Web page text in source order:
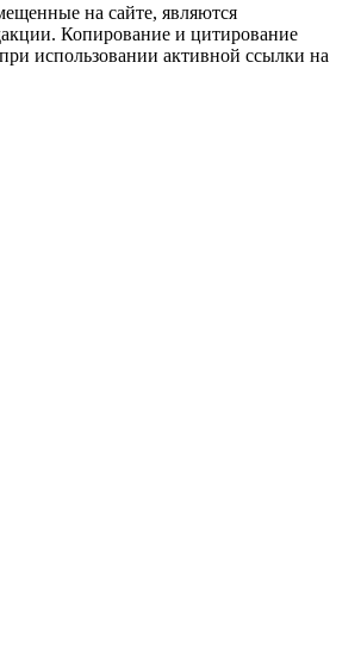
на сайте, являются
Копирование и цитирование
при использовании активной ссылки на